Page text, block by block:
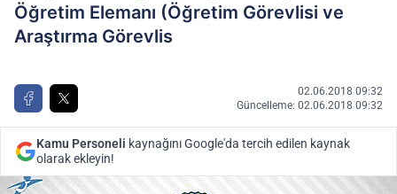
Öğretim Elemanı (Öğretim Görevlisi ve
Araştırma Görevlis
02.06.2018 09:32
Güncelleme: 02.06.2018 09:32
Kamu Personeli kaynağını Google'da tercih edilen kaynak
olarak ekleyin!